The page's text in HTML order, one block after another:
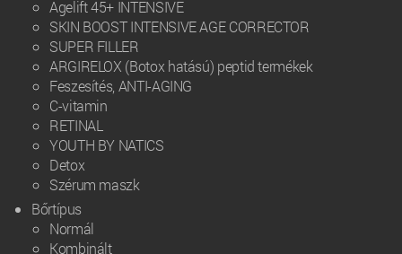
Âgelift 45+ INTENSIVE
SKIN BOOST INTENSIVE AGE CORRECTOR
SUPER FILLER
ARGIRELOX (Botox hatású) peptid termékek
Feszesítés, ANTI-AGING
C-vitamin
RETINAL
YOUTH BY NATICS
Detox
Szérum maszk
Bőrtípus
Normál
Kombinált